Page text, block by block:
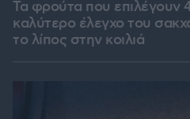
Τα φρούτα που επιλέγουν
καλύτερο έλεγχο του
το λίπος στην κοιλιά